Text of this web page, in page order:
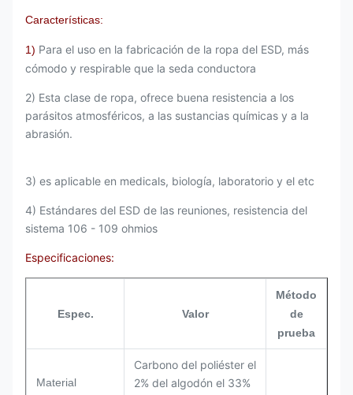
Características:
1) Para el uso en la fabricación de la ropa del ESD, más
cómodo y respirable que la seda conductora
2) Esta clase de ropa, ofrece buena resistencia a los
parásitos atmosféricos, a las sustancias químicas y a la
abrasión.
3) es aplicable en medicals, biología, laboratorio y el etc
4) Estándares del ESD de las reuniones, resistencia del
sistema 106 - 109 ohmios
Especificaciones:
Espec. Valor
Método
de
prueba
Material
Carbono del poliéster el
2% del algodón el 33%